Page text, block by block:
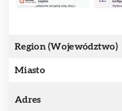
Region (Województwo)
Miasto
Adres